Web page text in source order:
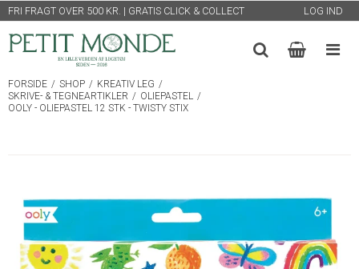
FRI FRAGT OVER 500 KR. | GRATIS CLICK & COLLECT LOG IND
FORSIDE / SHOP / KREATIV LEG /
SKRIVE- & TEGNEARTIKLER / OLIEPASTEL /
OOLY - OLIEPASTEL 12 STK - TWISTY STIX